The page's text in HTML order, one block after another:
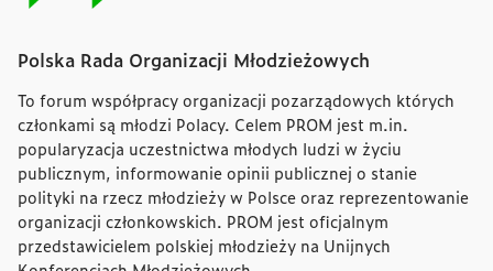
Polska Rada Organizacji Młodzieżowych
To forum współpracy organizacji pozarządowych których
członkami są młodzi Polacy. Celem PROM jest m.in.
popularyzacja uczestnictwa młodych ludzi w życiu
publicznym, informowanie opinii publicznej o stanie
polityki na rzecz młodzieży w Polsce oraz reprezentowanie
organizacji członkowskich. PROM jest oficjalnym
przedstawicielem polskiej młodzieży na Unijnych